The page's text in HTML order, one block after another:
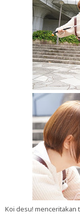
Koi desu! menceritakan